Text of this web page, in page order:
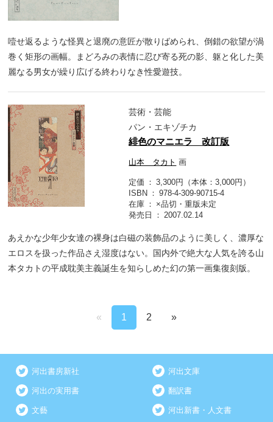
噎せ返るような怪異と退廃の意匠が散りばめられ、倒錯の欲望が渦
巻く矩形の画幅。まどろみの表情に忍び寄る死の影、躯と化した美
麗なる男女が繰り広げる終わりなき性愛遊技。
芸術・芸能
パン・エキゾチカ
緋色のマニエラ 改訂版
山本 タカト 画
定価
3,300円（本体：3,000円）
ISBN
978-4-309-90715-4
在庫
×品切・重版未定
発売日
2007.02.14
あえかな少年少女達の裸身は白磁の装飾品のように美しく、濃厚な
エロスを扱った作品さえ湿度はない。国内外で絶大な人気を誇る山
本タカトの平成耽美主義誕生を知らしめた幻の第一画集復刻版。
« 1 2 »
河出書房新社 河出文庫
河出の実用書 翻訳書
文藝 河出新書・人文書